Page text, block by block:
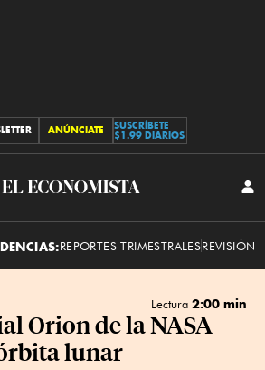
ANÚNCIATE
SUSCRÍBETE
$1.99 DIARIOS
El
REPORTES TRIMESTRALESREVISIÓN
Lectura 2:00 min
Orion de la NASA
lunar